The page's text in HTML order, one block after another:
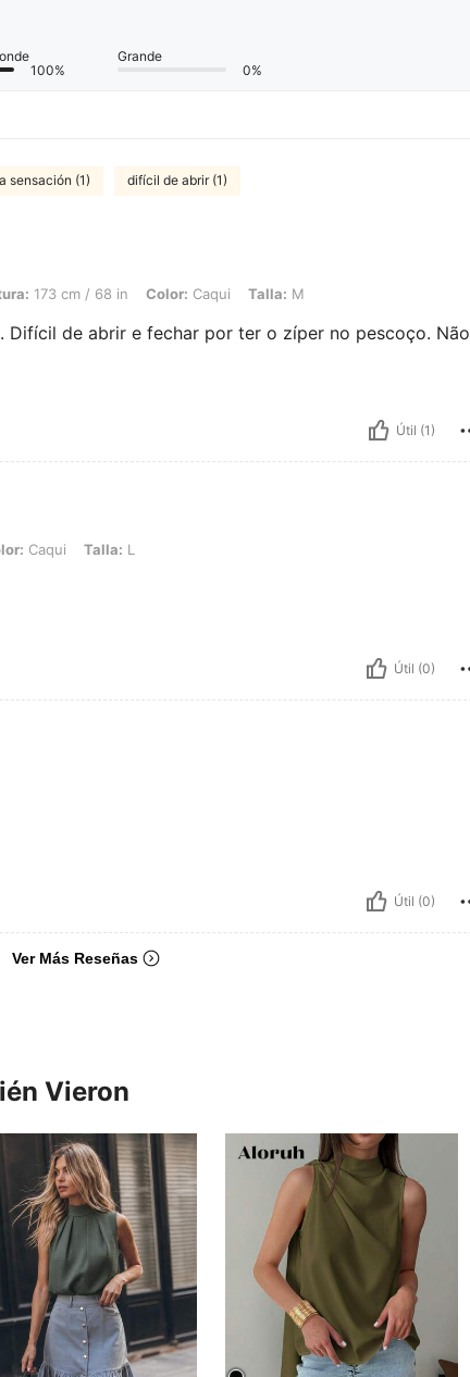
100%
Grande
0%
sensación (1) difícil de abrir (1)
/ 68 in, Color: Caqui, Talla: M
173 cm / 68 in Color: Caqui Talla: M
Difícil de abrir e fechar por ter o zíper no pescoço. Não
Útil (1)
Talla: L
Caqui Talla: L
Útil (0)
Útil (0)
Ver Más Reseñas
Vieron